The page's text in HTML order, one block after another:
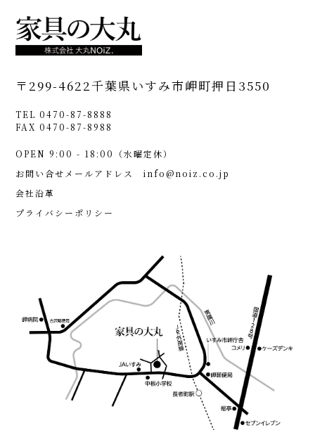
〒299-4622千葉県いすみ市岬町押日3550
TEL 0470-87-8888
FAX 0470-87-8988
OPEN 9:00 - 18:00（水曜定休）
お問い合せメールアドレスinfo@noiz.co.jp
会社沿革
プライバシーポリシー